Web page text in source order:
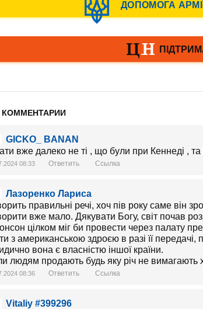
КОММЕНТАРИИ
GICKO_ BANAN
вже далеко не тi , що були при Кеннеді , та
08:33 Ответить Ссылка
Лазоренко Лариса
правильні речі, хоч пів року саме він
вже мало. Дякувати Богу, світ почав
цілком міг би провести через палату
з американською здроєю в разі її
вона є власністю іншої країни.
людям продають будь яку річ не
08:36 Ответить Ссылка
Vitaliy #399296